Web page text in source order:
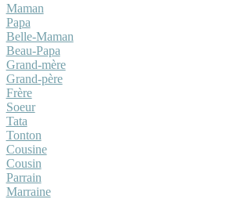
Maman
Papa
Belle-Maman
Beau-Papa
Grand-mère
Grand-père
Frère
Soeur
Tata
Tonton
Cousine
Cousin
Parrain
Marraine